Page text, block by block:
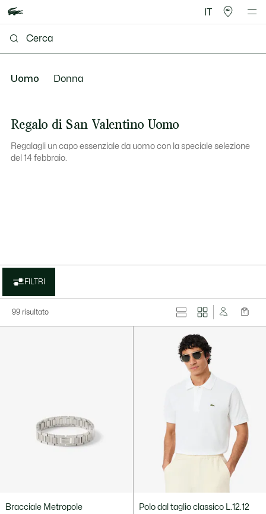
IT
Uomo Donna
Regalo di San Valentino Uomo
Regalagli un capo essenziale da uomo con la speciale selezione
del 14 febbraio.
FILTRI
99 risultato
Bracciale Metropole
Polo dal taglio classico L.12.12